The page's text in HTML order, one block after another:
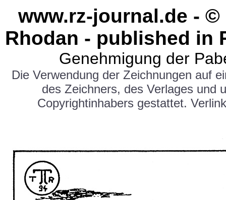
www.rz-journal.de -
Rhodan - published in
Genehmigung der
Die Verwendung der Zeichnungen auf
des Zeichners, des Verlages und
Copyrightinhabers gestattet.